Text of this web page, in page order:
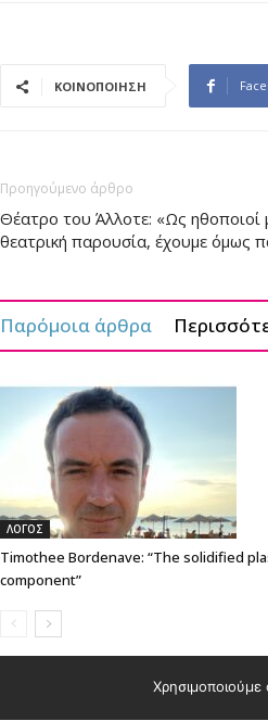
ΚΟΙΝΟΠΟΙΗΣΗ
Προηγούμενο άρθρο
Θέατρο του Άλλοτε: «Ως ηθοποιοί
θεατρική παρουσία, έχουμε όμως
Παρόμοια άρθρα
ΛΟΓΟΣ
Timothee Bordenave: “The solidified
component”